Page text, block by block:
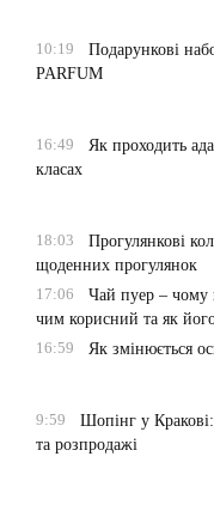
10:19
Подарункові
PARFUM
16:49
Як проходить
класах
18:03
Прогулянкові
щоденних прогулянок
17:06
Чай пуер – чому
чим корисний та як
16:59
Як змінюється
9:59
Шопінг у
та розпродажі